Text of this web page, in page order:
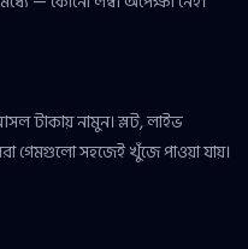
টাকায় নামুন। স্লট, লাইভ
গেমগুলো সহজেই খুঁজে পাওয়া যায়।